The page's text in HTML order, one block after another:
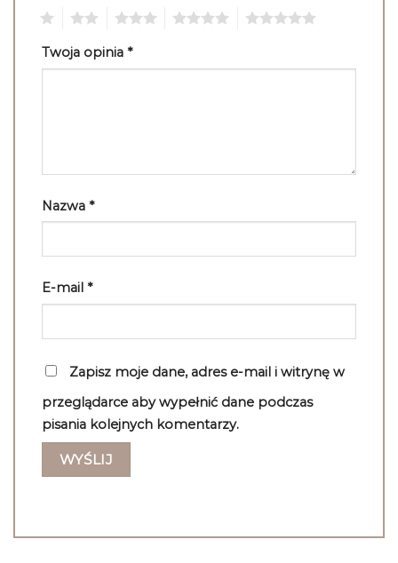
Twoja opinia *
Nazwa *
E-mail *
Zapisz moje dane, adres e-mail i witrynę w
przeglądarce aby wypełnić dane podczas
pisania kolejnych komentarzy.